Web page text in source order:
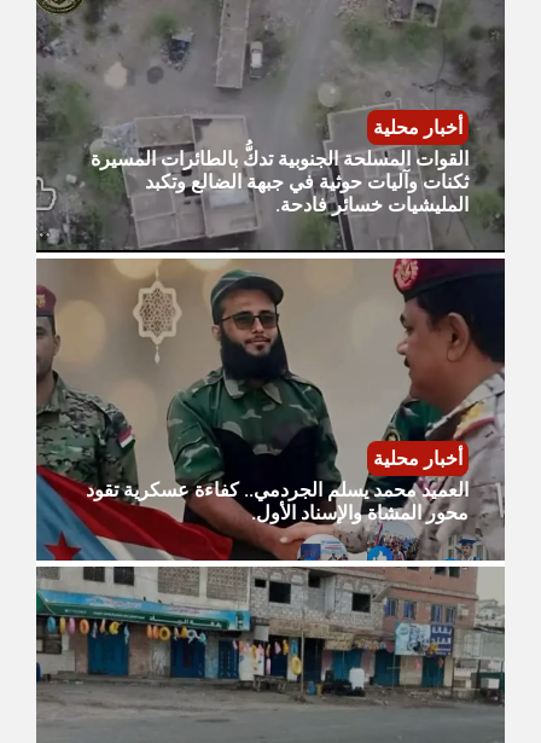
أخبار محلية
القوات المسلحة الجنوبية تدكُّ بالطائرات المسيرة
ثكنات وآليات حوثية في جبهة الضالع وتكبد
المليشيات خسائر فادحة.
أخبار محلية
العميد محمد يسلم الجردمي.. كفاءة عسكرية تقود
محور المشاة والإسناد الأول.